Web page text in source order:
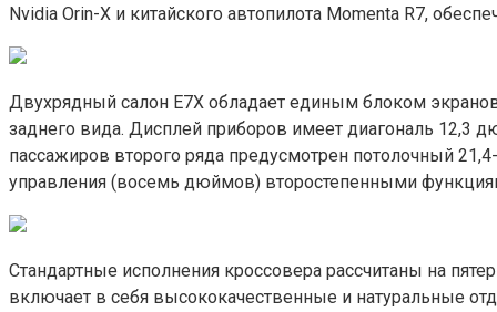
Nvidia Orin-X и китайского автопилота Momenta R7,
Двухрядный салон E7X обладает единым блоком
заднего вида. Дисплей приборов имеет диагональ 12,3
пассажиров второго ряда предусмотрен потолочный
управления (восемь дюймов) второстепенными
Стандартные исполнения кроссовера рассчитаны на
включает в себя высококачественные и натуральные